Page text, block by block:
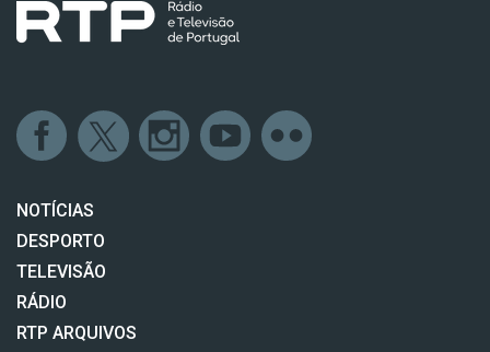
NOTÍCIAS
DESPORTO
TELEVISÃO
RÁDIO
RTP ARQUIVOS